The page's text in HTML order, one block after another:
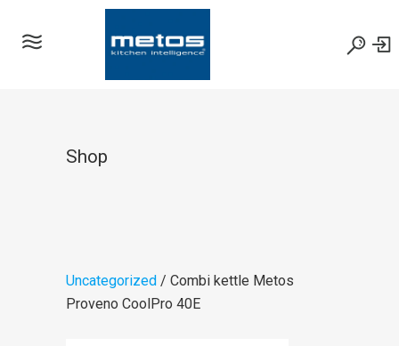
Shop
Uncategorized / Combi kettle Metos
Proveno CoolPro 40E